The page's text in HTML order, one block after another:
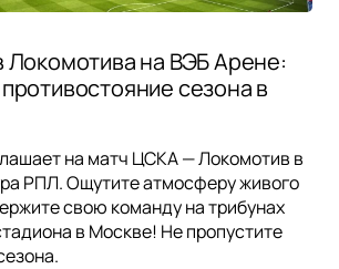
Локомотива на ВЭБ Арене:
сезона в
на матч ЦСКА — Локомотив в
РПЛ. Ощутите атмосферу живого
свою команду на трибунах
в Москве! Не пропустите